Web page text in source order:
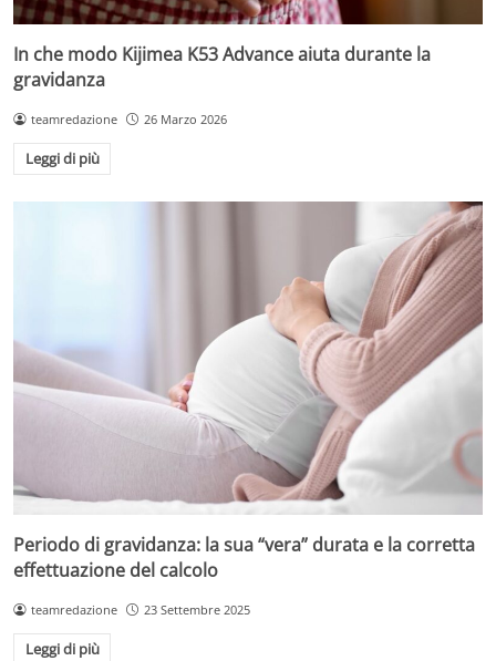
In che modo Kijimea K53 Advance aiuta durante la
gravidanza
teamredazione 26 Marzo 2026
Leggi di più
Periodo di gravidanza: la sua “vera” durata e la corretta
effettuazione del calcolo
teamredazione 23 Settembre 2025
Leggi di più